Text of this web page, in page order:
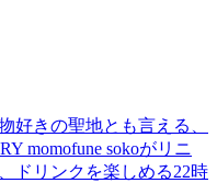
好きの聖地とも言える、
momofune sokoがリニ
ドリンクを楽しめる22時